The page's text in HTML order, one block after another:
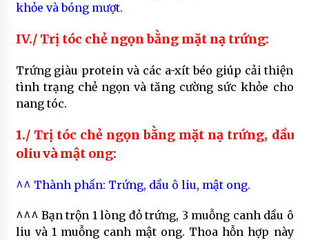
khỏe và bóng mượt.
IV./ Trị tóc chẻ ngọn bằng mặt nạ trứng:
Trứng giàu protein và các a-xít béo giúp cải thiện
tình trạng chẻ ngọn và tăng cường sức khỏe cho
nang tóc.
1./ Trị tóc chẻ ngọn bằng mặt nạ trứng, dầu
oliu và mật ong:
^^ Thành phần: Trứng, dầu ô liu, mật ong.
^^^ Bạn trộn 1 lòng đỏ trứng, 3 muỗng canh dầu ô
liu và 1 muỗng canh mật ong. Thoa hỗn hợp này